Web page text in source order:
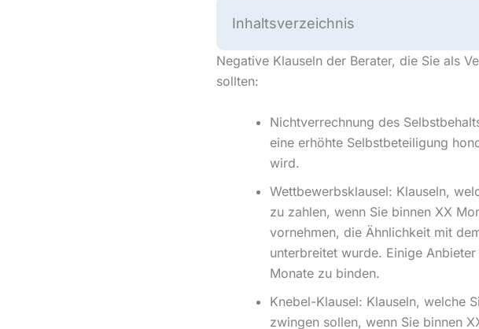
Inhaltsverzeichnis
Negative Klauseln der Berater, die Sie als
sollten:
Nichtverrechnung des
eine erhöhte Selbstbeteiligung
wird.
Wettbewerbsklausel: Klauseln,
zu zahlen, wenn Sie binnen XX
vornehmen, die Ähnlichkeit mit
unterbreitet wurde. Einige
Monate zu binden.
Knebel-Klausel: Klauseln, welche
zwingen sollen, wenn Sie binnen